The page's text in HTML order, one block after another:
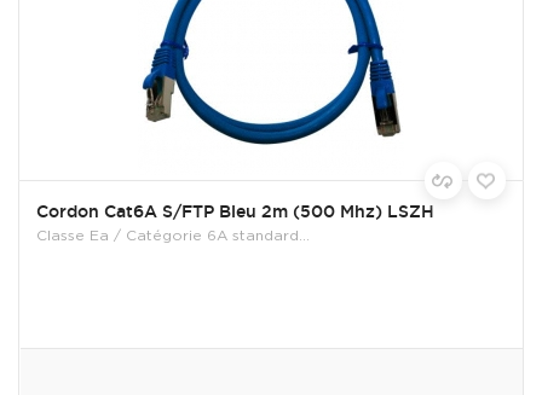
Cordon Cat6A S/FTP Bleu 2m (500 Mhz) LSZH
Classe Ea / Catégorie 6A standard...